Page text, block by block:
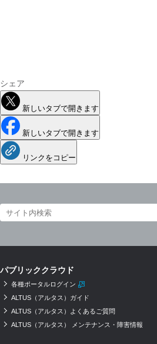
シェア
新しいタブで開きます
新しいタブで開きます
リンクをコピー
パブリッククラウド
各種ポータルログイン
ALTUS（アルタス）ガイド
ALTUS（アルタス）よくあるご質問
ALTUS（アルタス） メンテナンス・障害情報